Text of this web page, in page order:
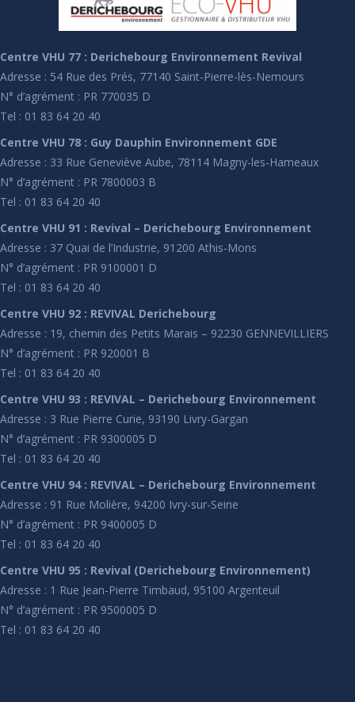
Centre VHU 77 : Derichebourg Environnement Revival
Adresse : 54 Rue des Prés, 77140 Saint-Pierre-lès-Nemours
N° d’agrément : PR 770035 D
Tel : 01 83 64 20 40
Centre VHU 78 : Guy Dauphin Environnement GDE
Adresse : 33 Rue Geneviève Aube, 78114 Magny-les-Hameaux
N° d’agrément : PR 7800003 B
Tel : 01 83 64 20 40
Centre VHU 91 : Revival – Derichebourg Environnement
Adresse : 37 Quai de l’Industrie, 91200 Athis-Mons
N° d’agrément : PR 9100001 D
Tel : 01 83 64 20 40
Centre VHU 92 : REVIVAL Derichebourg
Adresse : 19, chemin des Petits Marais – 92230 GENNEVILLIERS
N° d’agrément : PR 920001 B
Tel : 01 83 64 20 40
Centre VHU 93 : REVIVAL – Derichebourg Environnement
Adresse : 3 Rue Pierre Curie, 93190 Livry-Gargan
N° d’agrément : PR 9300005 D
Tel : 01 83 64 20 40
Centre VHU 94 : REVIVAL – Derichebourg Environnement
Adresse : 91 Rue Molière, 94200 Ivry-sur-Seine
N° d’agrément : PR 9400005 D
Tel : 01 83 64 20 40
Centre VHU 95 : Revival (Derichebourg Environnement)
Adresse : 1 Rue Jean-Pierre Timbaud, 95100 Argenteuil
N° d’agrément : PR 9500005 D
Tel : 01 83 64 20 40